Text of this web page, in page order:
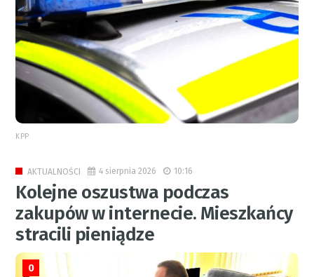
KPP
AKTUALNOŚCI 4 sierpnia 2026 10:16
Kolejne oszustwa podczas
zakupów w internecie. Mieszkańcy
stracili pieniądze
0